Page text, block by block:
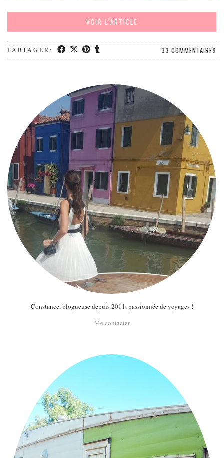
VOIR L’ARTICLE
PARTAGER: 33 COMMENTAIRES
Constance, blogueuse depuis 2011, passionnée de voyages !
Me contacter